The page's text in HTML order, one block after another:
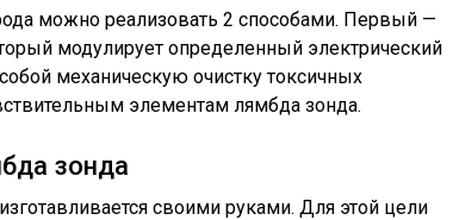
можно реализовать 2 способами. Первый —
модулирует определенный электрический
механическую очистку токсичных
элементам лямбда зонда.
зонда
своими руками. Для этой цели